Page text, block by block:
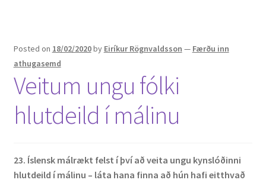
Posted on 18/02/2020by Eiríkur Rögnvaldsson — Færðu inn
athugasemd
Veitum ungu fólki
hlutdeild í málinu
23. Íslensk málrækt felst í því að veita ungu kynslóðinni
hlutdeild í málinu – láta hana finna að hún hafi eitthvað